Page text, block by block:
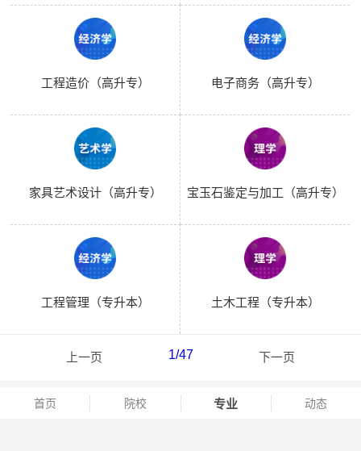
工程造价（高升专） 电子商务（高升专）
家具艺术设计（高升专） 宝玉石鉴定与加工（高升专）
工程管理（专升本） 土木工程（专升本）
上一页 1/47 下一页
首页 院校 专业 动态